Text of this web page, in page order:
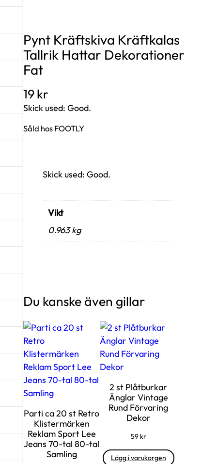
Pynt Kräftskiva Kräftkalas
Tallrik Hattar Dekorationer
Fat
19kr
Skick used: Good.
Såld hos FOOTLY
Skick used: Good.
Vikt
0.963 kg
Du kanske även gillar
Parti ca 20 st Retro
Klistermärken
Reklam Sport Lee
Jeans 70-tal 80-tal
Samling
2 st Plåtburkar
Änglar Vintage
Rund Förvaring
Dekor
59 kr
Lägg i varukorgen